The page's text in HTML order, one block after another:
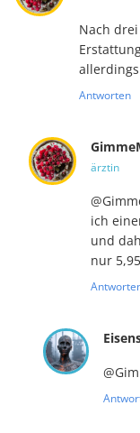
Nach
Antworten
ärztin
ich
und
nur